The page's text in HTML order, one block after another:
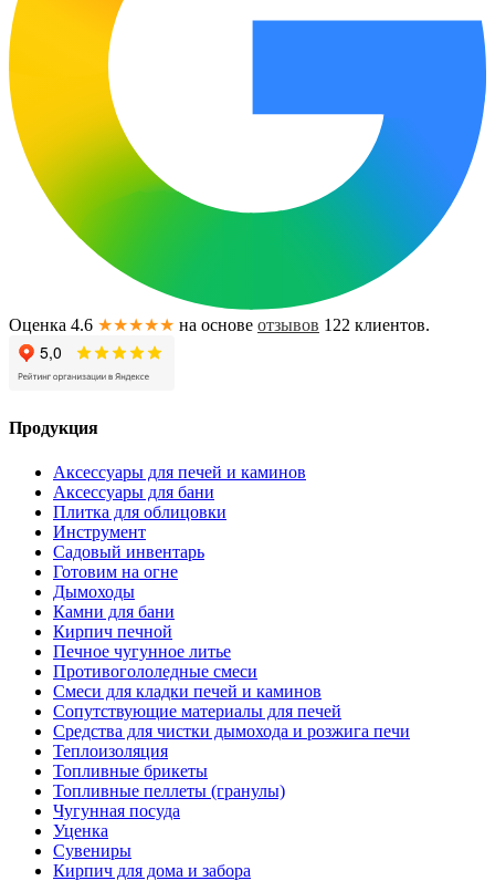
Оценка 4.6 ★★★★★ на основе отзывов 122 клиентов.
Продукция
Аксессуары для печей и каминов
Аксессуары для бани
Плитка для облицовки
Инструмент
Садовый инвентарь
Готовим на огне
Дымоходы
Камни для бани
Кирпич печной
Печное чугунное литье
Противогололедные смеси
Смеси для кладки печей и каминов
Сопутствующие материалы для печей
Средства для чистки дымохода и розжига печи
Теплоизоляция
Топливные брикеты
Топливные пеллеты (гранулы)
Чугунная посуда
Уценка
Сувениры
Кирпич для дома и забора